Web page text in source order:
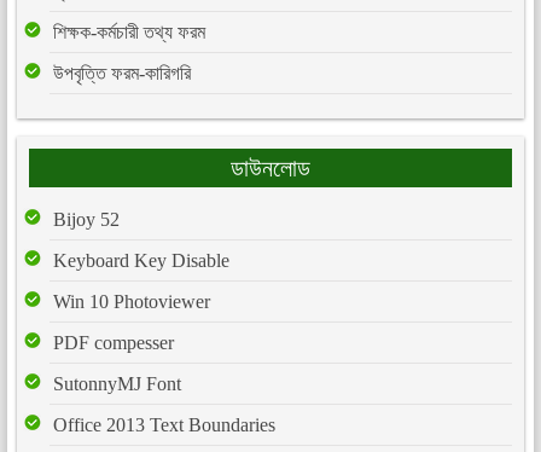
শিক্ষক-কর্মচারী তথ্য ফরম
উপবৃত্তি ফরম-কারিগরি
ডাউনলোড
Bijoy 52
Keyboard Key Disable
Win 10 Photoviewer
PDF compesser
SutonnyMJ Font
Office 2013 Text Boundaries